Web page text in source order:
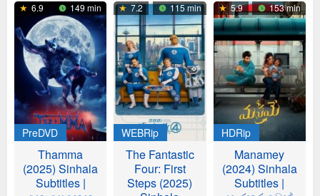
6.9 149 min
PreDVD
Thamma
(2025) Sinhala
Subtitles |
7.2 115 min
WEBRip
The Fantastic
Four: First
Steps (2025)
5.9 153 min
HDRip
Manamey
(2024) Sinhala
Subtitles |